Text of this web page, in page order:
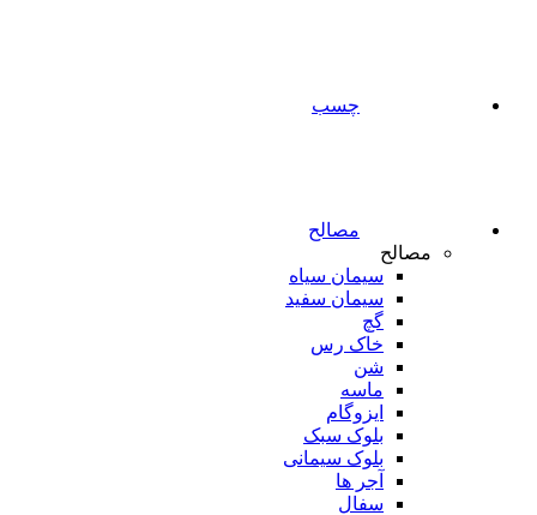
چسب
مصالح
مصالح
سیمان سیاه
سیمان سفید
گچ
خاک رس
شن
ماسه
ایزوگام
بلوک سبک
بلوک سیمانی
آجر ها
سفال